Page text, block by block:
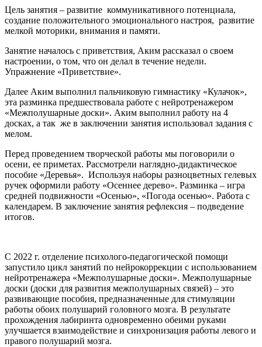
Цель занятия – развитие коммуникативного потенциала,
создание положительного эмоционального настроя, развитие
мелкой моторики, внимания и памяти.
Занятие началось с приветствия, Аким рассказал о своем
настроении, о том, что он делал в течение недели.
Упражнение «Приветствие».
Далее Аким выполнил пальчиковую гимнастику «Кулачок»,
эта разминка предшествовала работе с нейротренажером
«Межполушарные доски». Аким выполнил работу на 4
досках, а так же в заключении занятия использовал задания с
мелом.
Перед проведением творческой работы мы поговорили о
осени, ее приметах. Рассмотрели наглядно-дидактическое
пособие «Деревья». Используя наборы разноцветных гелевых
ручек оформили работу «Осеннее дерево». Разминка – игра
средней подвижности «Осенью», «Погода осенью». Работа с
календарем. В заключение занятия рефлексия – подведение
итогов.
С 2022 г. отделение психолого-педагогической помощи
запустило цикл занятий по нейрокоррекции с использованием
нейротренажера «Межполушарные доски». Межполушарные
доски (доски для развития межполушарных связей) – это
развивающие пособия, предназначенные для стимуляции
работы обоих полушарий головного мозга. В результате
прохождения лабиринта одновременно обеими руками
улучшается взаимодействие и синхронизация работы левого и
правого полушарий мозга.